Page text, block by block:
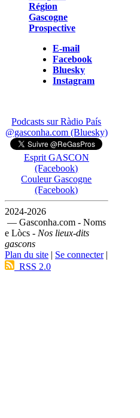
Région
Gascogne
Prospective
E-mail
Facebook
Bluesky
Instagram
Podcasts sur Ràdio País
@gasconha.com (Bluesky)
Esprit GASCON
(Facebook)
Couleur Gascogne
(Facebook)
2024-2026
— Gasconha.com - Noms
e Lòcs - Nos lieux-dits
gascons
Plan du site | Se connecter|
RSS 2.0